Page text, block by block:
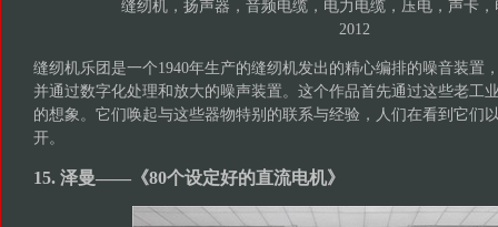
缝纫机，扬声器，音频电缆，电力电缆，压电，声卡
2012
缝纫机乐团是一个1940年生产的缝纫机发出的精心编排的噪音装置
并通过数字化处理和放大的噪声装置。这个作品首先通过这些老工
的想象。它们唤起与这些器物特别的联系与经验，人们在看到它们
开。
15. 泽曼——《80个设定好的直流电机》